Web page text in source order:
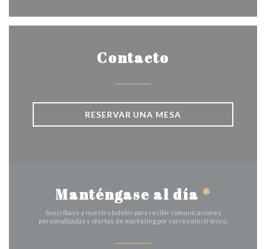
Contacto
RESERVAR UNA MESA
Manténgase al día *
Suscríbase a nuestro boletín para recibir comunicaciones
personalizadas y ofertas de marketing por correo electrónico.